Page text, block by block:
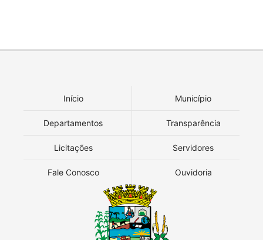
Início Município
Departamentos Transparência
Licitações Servidores
Fale Conosco Ouvidoria